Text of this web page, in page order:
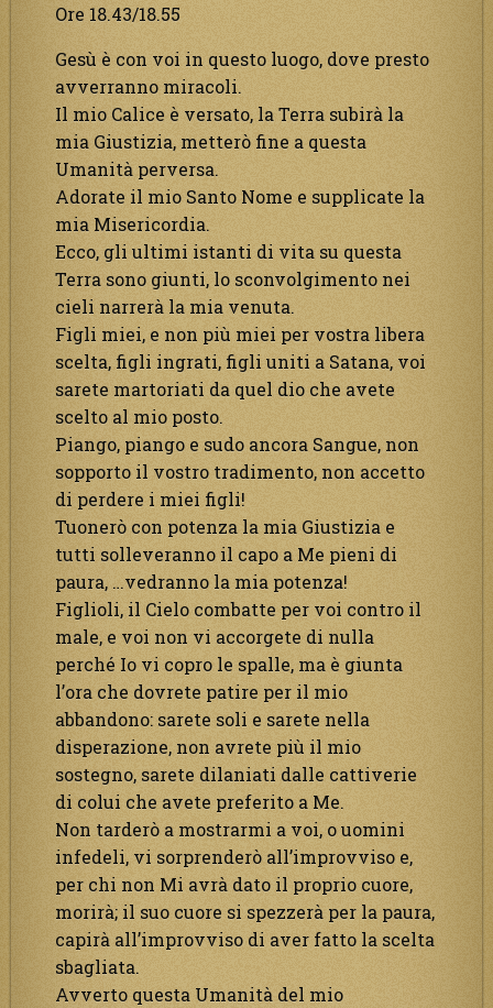
Ore 18.43/18.55
Gesù è con voi in questo luogo, dove presto
avverranno miracoli.
Il mio Calice è versato, la Terra subirà la
mia Giustizia, metterò fine a questa
Umanità perversa.
Adorate il mio Santo Nome e supplicate la
mia Misericordia.
Ecco, gli ultimi istanti di vita su questa
Terra sono giunti, lo sconvolgimento nei
cieli narrerà la mia venuta.
Figli miei, e non più miei per vostra libera
scelta, figli ingrati, figli uniti a Satana, voi
sarete martoriati da quel dio che avete
scelto al mio posto.
Piango, piango e sudo ancora Sangue, non
sopporto il vostro tradimento, non accetto
di perdere i miei figli!
Tuonerò con potenza la mia Giustizia e
tutti solleveranno il capo a Me pieni di
paura, …vedranno la mia potenza!
Figlioli, il Cielo combatte per voi contro il
male, e voi non vi accorgete di nulla
perché Io vi copro le spalle, ma è giunta
l’ora che dovrete patire per il mio
abbandono: sarete soli e sarete nella
disperazione, non avrete più il mio
sostegno, sarete dilaniati dalle cattiverie
di colui che avete preferito a Me.
Non tarderò a mostrarmi a voi, o uomini
infedeli, vi sorprenderò all’improvviso e,
per chi non Mi avrà dato il proprio cuore,
morirà; il suo cuore si spezzerà per la paura,
capirà all’improvviso di aver fatto la scelta
sbagliata.
Avverto questa Umanità del mio